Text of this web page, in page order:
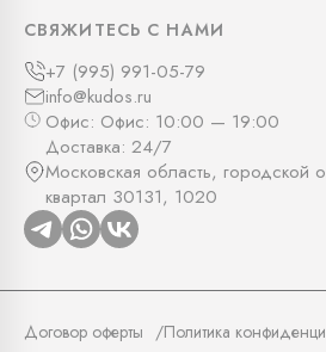
СВЯЖИТЕСЬ С НАМИ
+7 (995) 991-05-79
info@kudos.ru
Офис: Офис: 10:00 — 19:00
Доставка: 24/7
Московская область, городской
квартал 30131, 1020
Договор оферты Политика